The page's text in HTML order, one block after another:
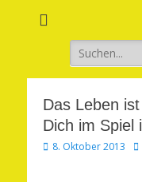
Suchen
nach:
Das Leben
Dich im Spiel
Veröffentlicht
8. Oktober 2013